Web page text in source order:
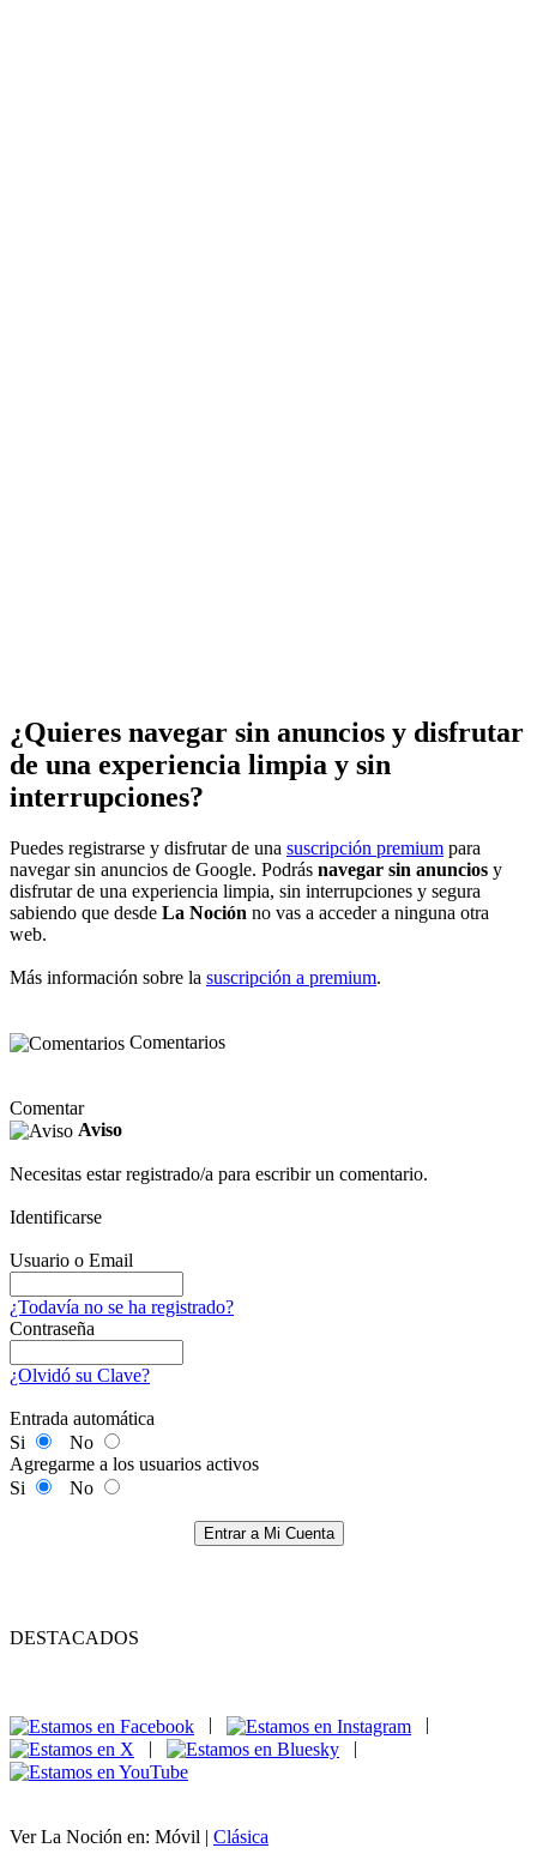
¿Quieres navegar sin anuncios y disfrutar
de una experiencia limpia y sin
interrupciones?
Puedes registrarse y disfrutar de una suscripción premium para
navegar sin anuncios de Google. Podrás navegar sin anuncios y
disfrutar de una experiencia limpia, sin interrupciones y segura
sabiendo que desde La Noción no vas a acceder a ninguna otra
web.
Más información sobre la suscripción a premium.
Comentarios
Comentar
Aviso
Necesitas estar registrado/a para escribir un comentario.
Identificarse
Usuario o Email
¿Todavía no se ha registrado?
Contraseña
¿Olvidó su Clave?
Entrada automática
Si
No
Agregarme a los usuarios activos
Si
No
Entrar a Mi Cuenta
DESTACADOS
|
|
Ver La Noción en: Móvil | Clásica